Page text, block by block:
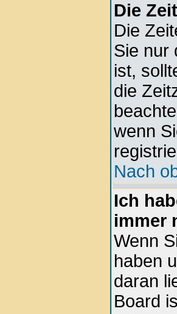
Die
Die
Sie nur
ist,
die
wenn
Nach
Ich
immer
Wenn
haben
daran
Board